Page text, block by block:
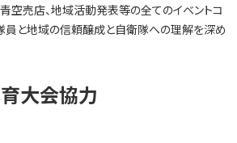
空売店、地域活動発表等の全てのイベントコ
員と地域の信頼醸成と自衛隊への理解を深め
大会協力